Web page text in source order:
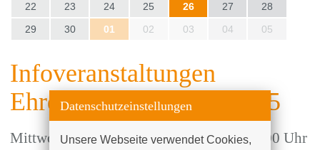
22
23 24 25 26 27
28
29
30 01 02 03 04 05
Infoveranstaltungen
Ehrenamt im Hospiz 2025
Mittwoch, 12.11.2025, 17:00 Uhr bis 18:00 Uhr
Datenschutzeinstellungen
Unsere Webseite verwendet Cookies,